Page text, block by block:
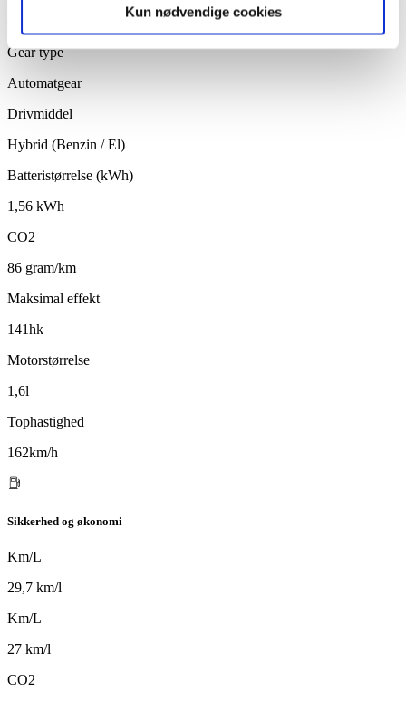
Kun nødvendige cookies
Gear type
Automatgear
Drivmiddel
Hybrid (Benzin / El)
Batteristørrelse (kWh)
1,56 kWh
CO2
86 gram/km
Maksimal effekt
141hk
Motorstørrelse
1,6l
Tophastighed
162km/h
Sikkerhed og økonomi
Km/L
29,7 km/l
Km/L
27 km/l
CO2